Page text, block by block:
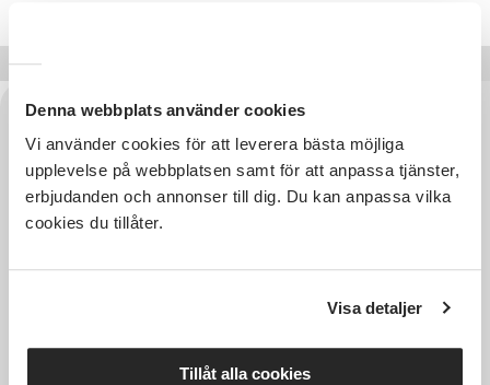
Denna webbplats använder cookies
Vi använder cookies för att leverera bästa möjliga
upplevelse på webbplatsen samt för att anpassa tjänster,
erbjudanden och annonser till dig. Du kan anpassa vilka
cookies du tillåter.
Visa detaljer
Tillåt alla cookies
samhällsaktör som bidrar till demokrati och
delaktighet, positiv och hållbar utveckling för